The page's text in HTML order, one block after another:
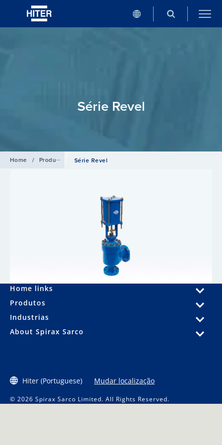
Série Revel
Home / Produtos Válvulas Globo
Série Revel
Home links
Produtos
Industrias
About Spirax Sarco
Hiter (Portuguese) Mudar localização
© 2026 Spirax Sarco Limited. All Rights Reserved.